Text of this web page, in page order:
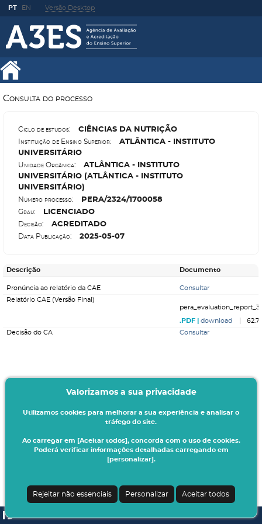
PT EN Versão Desktop
Consulta do processo
Ciclo de estudos: C IÊNCIAS DA NUTRIÇÃO
Instituição de Ensino Superior: ATLÂNTICA - INSTITUTO
UNIVERSITÁRIO
Unidade Orgânica: ATLÂNTICA - INSTITUTO
UNIVERSITÁRIO (ATLÂNTICA - INSTITUTO
UNIVERSITÁRIO)
Número processo: P ERA/2324/1700058
Grau: L ICENCIADO
Decisão: ACREDITADO
Data Publicação: 2025-05-07
Descrição Documento
Pronúncia ao relatório da CAE
Consultar
Relatório CAE (Versão Final)
download
62.7
Decisão do CA
Consultar
Valorizamos a sua privacidade
Utilizamos cookies para melhorar a sua experiência e analisar o
tráfego do site.
Ao carregar em [Aceitar todos], concorda com o uso de cookies.
Poderá verificar informações detalhadas carregando em
[personalizar].
Rejeitar não essenciais Personalizar Aceitar todos